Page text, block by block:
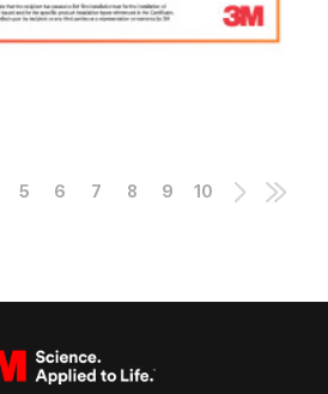
5 6 7 8 9 10